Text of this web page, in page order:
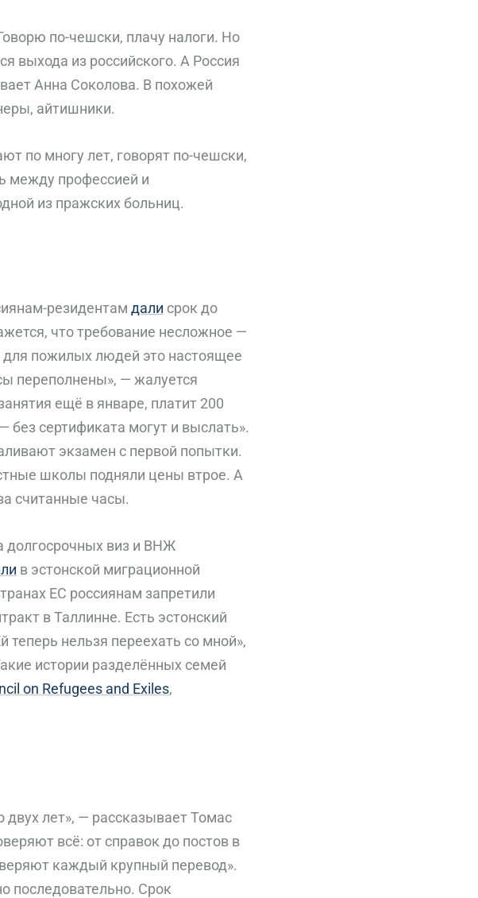
по-чешски, плачу налоги. Но
выхода из российского. А Россия
Анна Соколова. В похожей
айтишники.
по многу лет, говорят по-чешски,
между профессией и
из пражских больниц.
резидентам дали срок до
что требование несложное —
для пожилых людей это настоящее
переполнены», — жалуется
ещё в январе, платит 200
сертификата могут и выслать».
экзамен с первой попытки.
школы подняли цены втрое. А
считанные часы.
долгосрочных виз и ВНЖ
в эстонской миграционной
ЕС россиянам запретили
в Таллинне. Есть эстонский
нельзя переехать со мной»,
истории разделённых семей
on Refugees and Exiles,
двух лет», — рассказывает Томас
всё: от справок до постов в
каждый крупный перевод».
последовательно. Срок